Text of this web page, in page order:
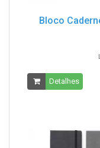
Bloco
Detalhes